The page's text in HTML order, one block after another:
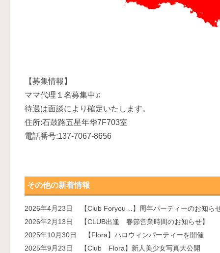
【募集情報】
ママ代理１名募集中♫
待遇は面談により確定いたします。
住所:石鼓路五星年华7F703室
電話番号:137-7067-8656
その他の新着情報
2026年4月23日
【Club Foryou…】周年パーティーのお知ら
2026年2月13日
【CLUB出逢 春節営業時間のお知らせ】
2025年10月30日
【Flora】ハロウィンパーティーを開催
2025年9月23日
【Club Flora】新人美少女写真大公開